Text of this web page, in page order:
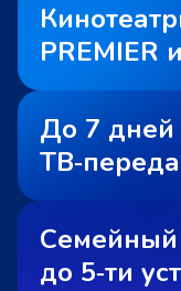
PREMIER
До 7 дней
Семейный
до 5‑ти